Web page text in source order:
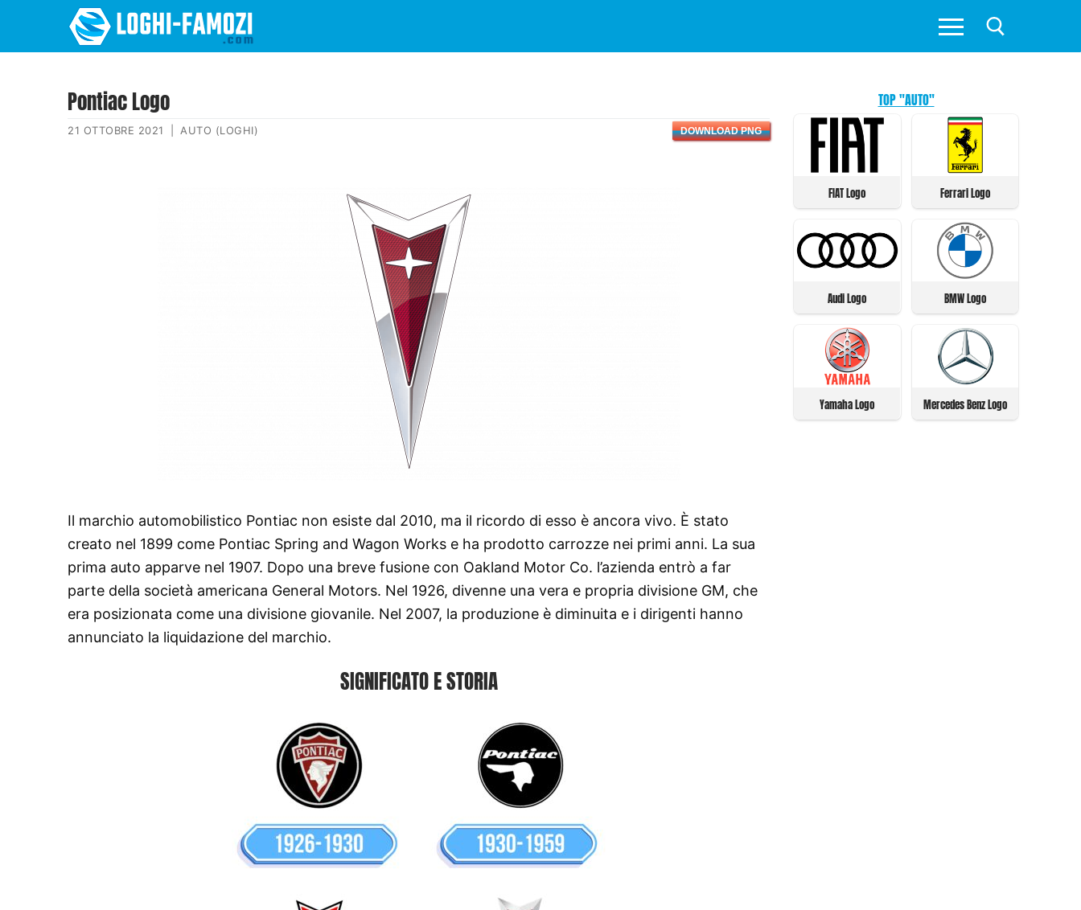
Pontiac Logo
21 OTTOBRE 2021 AUTO (LOGHI) DOWNLOAD PNG
Il marchio automobilistico Pontiac non esiste dal 2010, ma il ricordo di esso è ancora vivo. È stato
creato nel 1899 come Pontiac Spring and Wagon Works e ha prodotto carrozze nei primi anni. La sua
prima auto apparve nel 1907. Dopo una breve fusione con Oakland Motor Co. l’azienda entrò a far
parte della società americana General Motors. Nel 1926, divenne una vera e propria divisione GM, che
era posizionata come una divisione giovanile. Nel 2007, la produzione è diminuita e i dirigenti hanno
annunciato la liquidazione del marchio.
SIGNIFICATO E STORIA
TOP "AUTO"
FIAT Logo Ferrari Logo
Audi Logo BMW Logo
Yamaha Logo Mercedes Benz Logo